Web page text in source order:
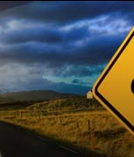
Савдо
Ҳамкорлар учун